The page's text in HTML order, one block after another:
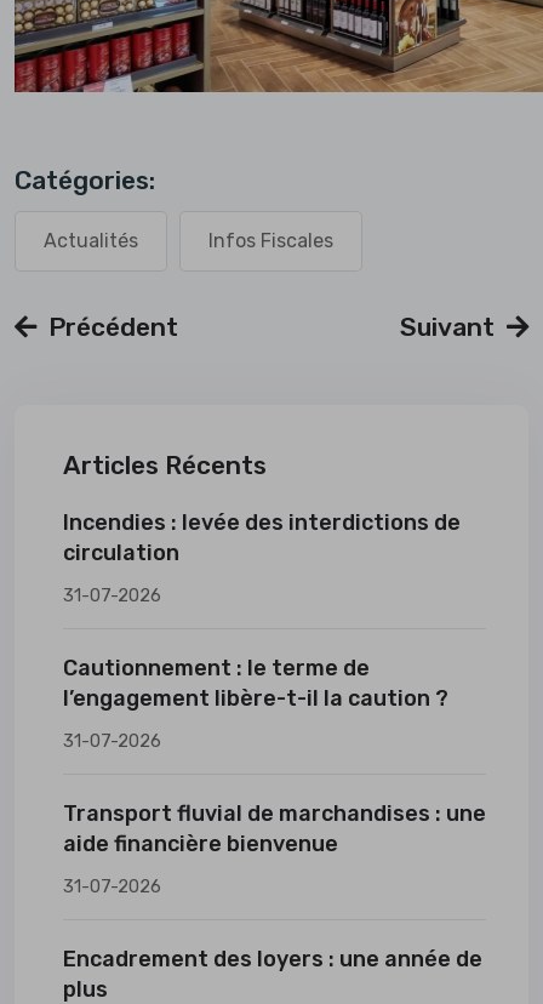
Catégories:
Actualités Infos Fiscales
Précédent Suivant
Articles Récents
Incendies : levée des interdictions de
circulation
31-07-2026
Cautionnement : le terme de
l’engagement libère-t-il la caution ?
31-07-2026
Transport fluvial de marchandises : une
aide financière bienvenue
31-07-2026
Encadrement des loyers : une année de
plus